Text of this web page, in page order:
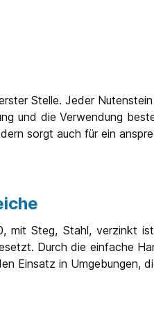
Stelle. Jeder
und die Verwendung
sorgt auch für ein
mit Steg, Stahl, verzinkt
Durch die einfache
Einsatz in Umgebungen,